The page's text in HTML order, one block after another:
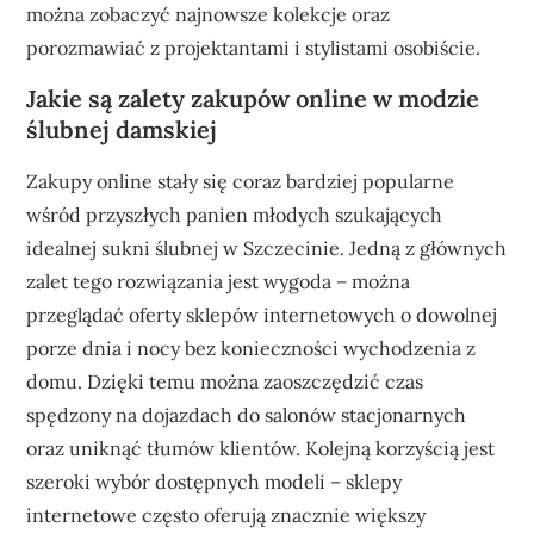
można zobaczyć najnowsze kolekcje oraz
porozmawiać z projektantami i stylistami osobiście.
Jakie są zalety zakupów online w modzie
ślubnej damskiej
Zakupy online stały się coraz bardziej popularne
wśród przyszłych panien młodych szukających
idealnej sukni ślubnej w Szczecinie. Jedną z głównych
zalet tego rozwiązania jest wygoda – można
przeglądać oferty sklepów internetowych o dowolnej
porze dnia i nocy bez konieczności wychodzenia z
domu. Dzięki temu można zaoszczędzić czas
spędzony na dojazdach do salonów stacjonarnych
oraz uniknąć tłumów klientów. Kolejną korzyścią jest
szeroki wybór dostępnych modeli – sklepy
internetowe często oferują znacznie większy